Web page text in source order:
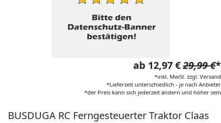
ab 12,97 €29,99 €*
*inkl. MwSt. zzgl. Versand
*Lieferzeit unterschiedlich - je nach Anbieter
*der Preis kann sich jederzeit ändern und höher sein
BUSDUGA RC Ferngesteuerter Traktor Claas